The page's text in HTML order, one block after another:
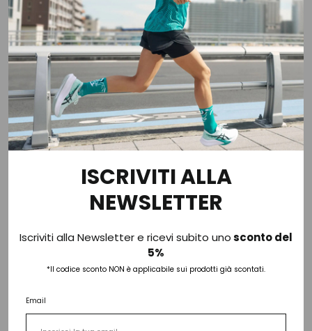
1 colore 2 colori
KWAY
2 colori
CALVIN KLEIN
€ 99,90
ISCRIVITI ALLA
NEWSLETTER
Iscriviti alla Newsletter e ricevi subito unosconto del
5%
*Il codice sconto NON è applicabile sui prodotti già scontati.
Email